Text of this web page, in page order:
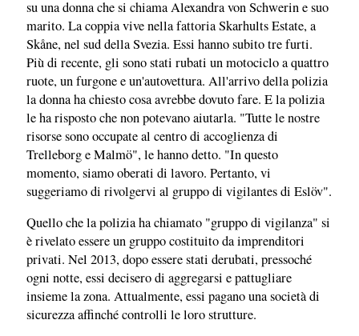
su una donna che si chiama Alexandra von Schwerin e suo
marito. La coppia vive nella fattoria Skarhults Estate, a
Skåne, nel sud della Svezia. Essi hanno subito tre furti.
Più di recente, gli sono stati rubati un motociclo a quattro
ruote, un furgone e un'autovettura. All'arrivo della polizia
la donna ha chiesto cosa avrebbe dovuto fare. E la polizia
le ha risposto che non potevano aiutarla. "Tutte le nostre
risorse sono occupate al centro di accoglienza di
Trelleborg e Malmö", le hanno detto. "In questo
momento, siamo oberati di lavoro. Pertanto, vi
suggeriamo di rivolgervi al gruppo di vigilantes di Eslöv".
Quello che la polizia ha chiamato "gruppo di vigilanza" si
è rivelato essere un gruppo costituito da imprenditori
privati. Nel 2013, dopo essere stati derubati, pressoché
ogni notte, essi decisero di aggregarsi e pattugliare
insieme la zona. Attualmente, essi pagano una società di
sicurezza affinché controlli le loro strutture.